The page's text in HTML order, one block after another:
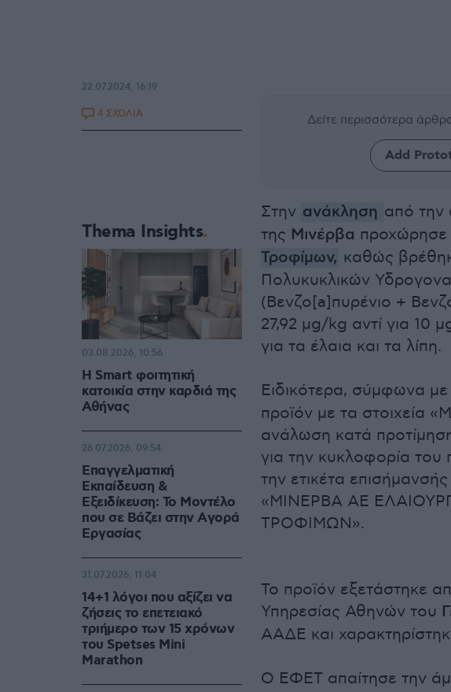
Δείτε περισσότερα
Add
Στην ανάκληση από την
της Μινέρβα προχώρησε
Τροφίμων, καθώς
Πολυκυκλικών
(Βενζο[a]πυρένιο +
27,92 μg/kg αντί για 10
για τα έλαια και τα λίπη.
Ειδικότερα, σύμφωνα με
προϊόν με τα
ανάλωση κατά
για την κυκλοφορία του
την ετικέτα επισήμανσής
«ΜΙΝΕΡΒΑ ΑΕ
ΤΡΟΦΙΜΩΝ».
Το προϊόν εξετάστηκε
Υπηρεσίας Αθηνών του
ΑΑΔΕ και
Ο ΕΦΕΤ απαίτησε την
22.07.2024, 16:19
4 ΣΧΟΛΙΑ
Thema Insights
Η Smart φοιτητική
κατοικία στην καρδιά της
Αθήνας
03.08.2026, 10:56
Επαγγελματική
Εκπαίδευση &
Εξειδίκευση: Το Mοντέλο
που σε Bάζει στην Aγορά
Eργασίας
26.07.2026, 09:54
14+1 λόγοι που αξίζει να
ζήσεις το επετειακό
τριήμερο των 15 χρόνων
του Spetses Mini
Marathon
31.07.2026, 11:04